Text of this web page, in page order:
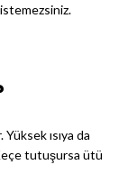
ısıya da
tutuşursa ütü